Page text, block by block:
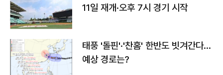
11일 재개·오후 7시 경기 시작
태풍 '돌핀'·'찬홈' 한반도 빗겨간다…
예상 경로는?